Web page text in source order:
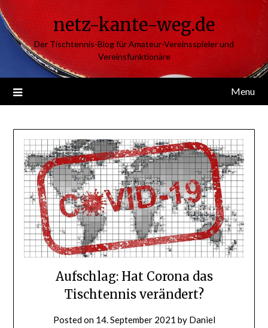
Skip
to
content
netz-kante-weg.de
Der Tischtennis-Blog für Amateur-Vereinsspieler und
Vereinsfunktionäre
Menu
Aufschlag: Hat Corona das
Tischtennis verändert?
Posted on 14. September 2021 by Daniel